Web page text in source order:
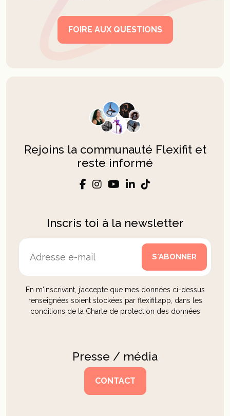
FOIRE AUX QUESTIONS
Rejoins la communauté Flexifit et
reste informé
Inscris toi à la newsletter
En m'inscrivant, j’accepte que mes données ci-dessus
renseignées soient stockées par flexifit.app, dans les
conditions de la Charte de protection des données
Presse / média
CONTACT